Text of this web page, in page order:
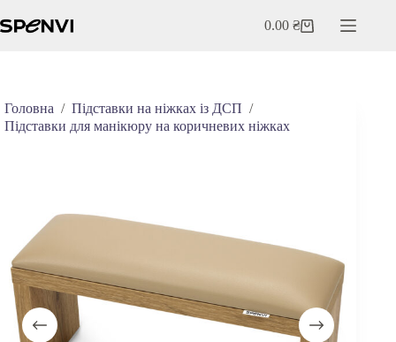
до
Кошик
0.00₴
Головна / Підставки на ніжках із ДСП /
Підставки для манікюру на коричневих ніжках